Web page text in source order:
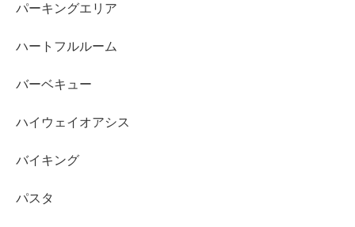
パーキングエリア
ハートフルルーム
バーベキュー
ハイウェイオアシス
バイキング
パスタ